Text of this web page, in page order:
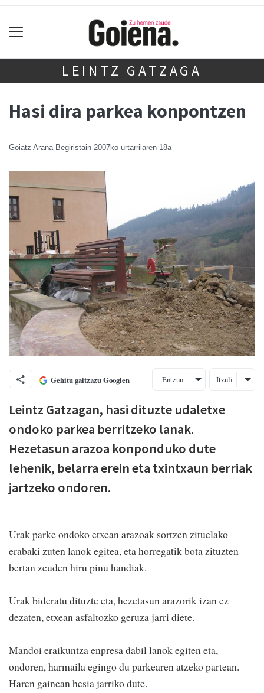
LEINTZ GATZAGA
Hasi dira parkea konpontzen
Goiatz Arana Begiristain 2007ko urtarrilaren 18a
Gehitu gaitzazu Googlen Entzun Itzuli
Leintz Gatzagan, hasi dituzte udaletxe
ondoko parkea berritzeko lanak.
Hezetasun arazoa konponduko dute
lehenik, belarra erein eta txintxaun berriak
jartzeko ondoren.
Urak parke ondoko etxean arazoak sortzen zituelako
erabaki zuten lanok egitea, eta horregatik bota zituzten
bertan zeuden hiru pinu handiak.
Urak bideratu dituzte eta, hezetasun arazorik izan ez
dezaten, etxean asfaltozko geruza jarri diete.
Mandoi eraikuntza enpresa dabil lanok egiten eta,
ondoren, harmaila egingo du parkearen atzeko partean.
Haren gainean hesia jarriko dute.